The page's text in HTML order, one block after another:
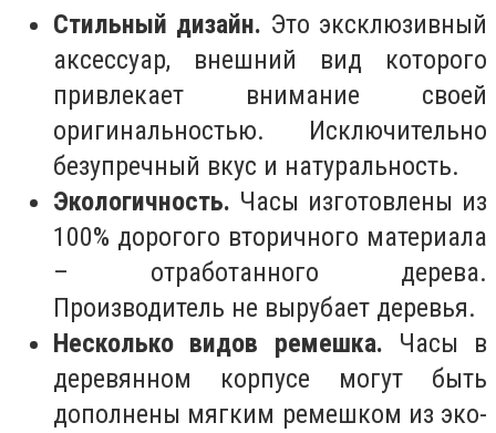
Стильный дизайн. Это эксклюзивный
аксессуар, внешний вид которого
привлекает внимание своей
оригинальностью. Исключительно
безупречный вкус и натуральность.
Экологичность. Часы изготовлены из
100% дорогого вторичного материала
– отработанного дерева.
Производитель не вырубает деревья.
Несколько видов ремешка. Часы в
деревянном корпусе могут быть
дополнены мягким ремешком из эко-